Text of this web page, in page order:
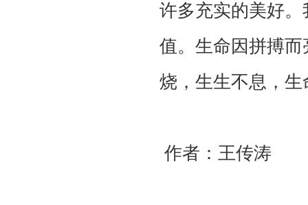
许多充实的美好
值。生命因拼搏
烧，生生不息，
作者：王传涛